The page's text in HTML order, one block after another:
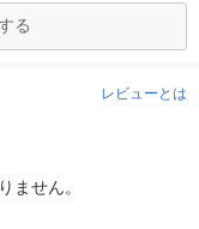
る
レビューとは
ません。